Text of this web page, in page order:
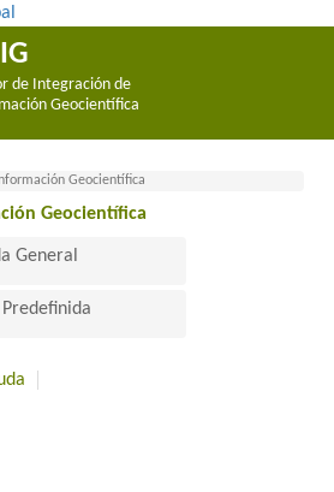
de Integración de
Geocientífica
Geocientífica
Geocientífica​
General